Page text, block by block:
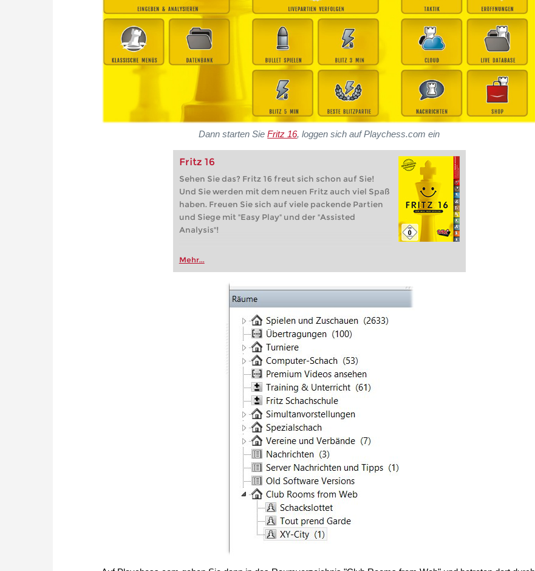
Dann starten SieFritz 16, loggen sich auf Playchess.com ein
Fritz 16
Sehen Sie das? Fritz 16 freut sich schon auf Sie!
Und Sie werden mit dem neuen Fritz auch viel Spaß
haben. Freuen Sie sich auf viele packende Partien
und Siege mit "Easy Play" und der "Assisted
Analysis"!
Mehr...